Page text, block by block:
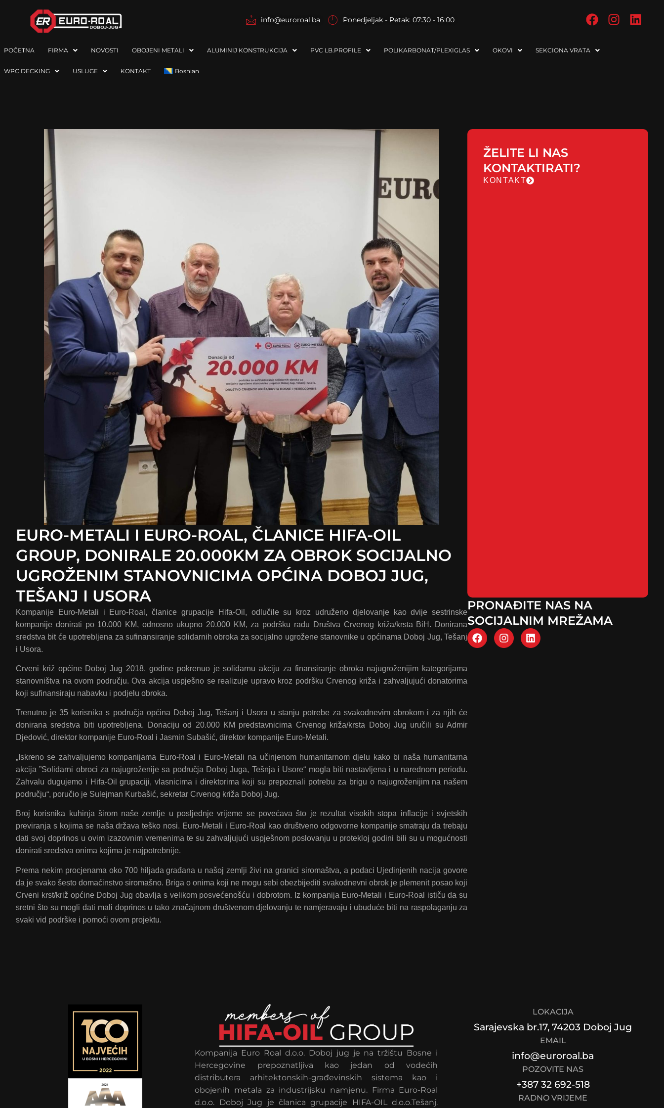
info@euroroal.ba Ponedjeljak - Petak: 07:30 - 16:00
POČETNA FIRMA NOVOSTI OBOJENI METALI ALUMINIJ KONSTRUKCIJA PVC LB.PROFILE POLIKARBONAT/PLEXIGLAS OKOVI SEKCIONA VRATA
WPC DECKING USLUGE KONTAKT Bosnian
ŽELITE LI NAS
KONTAKTIRATI?
KONTAKT
PRONAĐITE NAS NA
SOCIJALNIM MREŽAMA
EURO-METALI I EURO-ROAL, ČLANICE HIFA-OIL
GROUP, DONIRALE 20.000KM ZA OBROK SOCIJALNO
UGROŽENIM STANOVNICIMA OPĆINA DOBOJ JUG,
TEŠANJ I USORA
Kompanije Euro-Metali i Euro-Roal, članice grupacije Hifa-Oil, odlučile su kroz udruženo djelovanje kao dvije sestrinske
kompanije donirati po 10.000 KM, odnosno ukupno 20.000 KM, za podršku radu Društva Crvenog križa/krsta BiH. Donirana
sredstva bit će upotrebljena za sufinansiranje solidarnih obroka za socijalno ugrožene stanovnike u općinama Doboj Jug, Tešanj
i Usora.
Crveni križ općine Doboj Jug 2018. godine pokrenuo je solidarnu akciju za finansiranje obroka najugroženijim kategorijama
stanovništva na ovom području. Ova akcija uspješno se realizuje upravo kroz podršku Crvenog križa i zahvaljujući donatorima
koji sufinansiraju nabavku i podjelu obroka.
Trenutno je 35 korisnika s područja općina Doboj Jug, Tešanj i Usora u stanju potrebe za svakodnevim obrokom i za njih će
donirana sredstva biti upotrebljena. Donaciju od 20.000 KM predstavnicima Crvenog križa/krsta Doboj Jug uručili su Admir
Djedović, direktor kompanije Euro-Roal i Jasmin Subašić, direktor kompanije Euro-Metali.
„Iskreno se zahvaljujemo kompanijama Euro-Roal i Euro-Metali na učinjenom humanitarnom djelu kako bi naša humanitarna
akcija ”Solidarni obroci za najugroženije sa područja Doboj Juga, Tešnja i Usore“ mogla biti nastavljena i u narednom periodu.
Zahvalu dugujemo i Hifa-Oil grupaciji, vlasnicima i direktorima koji su prepoznali potrebu za brigu o najugroženijim na našem
području“, poručio je Sulejman Kurbašić, sekretar Crvenog križa Doboj Jug.
Broj korisnika kuhinja širom naše zemlje u posljednje vrijeme se povećava što je rezultat visokih stopa inflacije i svjetskih
previranja s kojima se naša država teško nosi. Euro-Metali i Euro-Roal kao društveno odgovorne kompanije smatraju da trebaju
dati svoj doprinos u ovim izazovnim vremenima te su zahvaljujući uspješnom poslovanju u protekloj godini bili su u mogućnosti
donirati sredstva onima kojima je najpotrebnije.
Prema nekim procjenama oko 700 hiljada građana u našoj zemlji živi na granici siromaštva, a podaci Ujedinjenih nacija govore
da je svako šesto domaćinstvo siromašno. Briga o onima koji ne mogu sebi obezbijediti svakodnevni obrok je plemenit posao koji
Crveni krst/križ općine Doboj Jug obavlja s velikom posvećenošću i dobrotom. Iz kompanija Euro-Metali i Euro-Roal ističu da su
sretni što su mogli dati mali doprinos u tako značajnom društvenom djelovanju te namjeravaju i ubuduće biti na raspolaganju za
svaki vid podrške i pomoći ovom projektu.
Kompanija Euro Roal d.o.o. Doboj jug je na tržištu Bosne i
Hercegovine prepoznatljiva kao jedan od vodećih
distributera arhitektonskih-građevinskih sistema kao i
obojenih metala za industrijsku namjenu. Firma Euro-Roal
d.o.o. Doboj Jug je članica grupacije HIFA-OIL d.o.o.Tešanj.
LOKACIJA
Sarajevska br.17, 74203 Doboj Jug
EMAIL
info@euroroal.ba
POZOVITE NAS
+387 32 692-518
RADNO VRIJEME